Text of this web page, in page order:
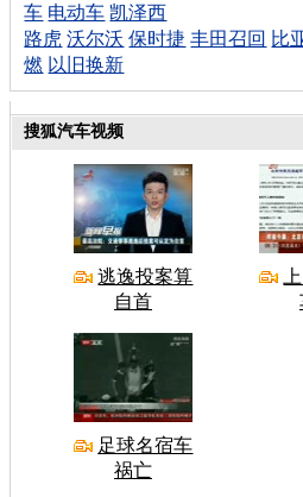
车 电动车 凯泽西
路虎 沃尔沃 保时捷 丰田召回 比
燃 以旧换新
搜狐汽车视频
逃逸投案算
自首
足球名宿车
祸亡